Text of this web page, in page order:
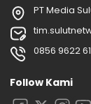
PT Media
0856 9622
Follow Kami